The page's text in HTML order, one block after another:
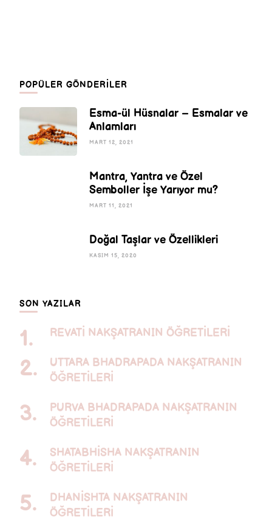
POPÜLER GÖNDERILER
Esma-ül Hüsnalar – Esmalar ve
Anlamları
MART 12, 2021
Mantra, Yantra ve Özel
Semboller İşe Yarıyor mu?
MART 11, 2021
Doğal Taşlar ve Özellikleri
KASIM 15, 2020
SON YAZILAR
REVATİ NAKŞATRANIN ÖĞRETİLERİ
UTTARA BHADRAPADA NAKŞATRANIN
ÖĞRETİLERİ
PURVA BHADRAPADA NAKŞATRANIN
ÖĞRETİLERİ
SHATABHİSHA NAKŞATRANIN
ÖĞRETİLERİ
DHANİSHTA NAKŞATRANIN
ÖĞRETİLERİ